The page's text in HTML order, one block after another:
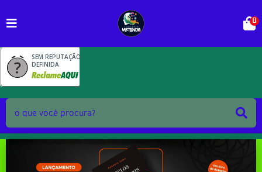
SEM REPUTAÇÃO
DEFINIDA
0